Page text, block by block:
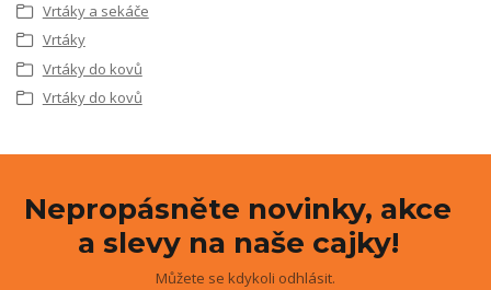
Vrtáky a sekáče
Vrtáky
Vrtáky do kovů
Vrtáky do kovů
Nepropásněte novinky, akce
a slevy na naše cajky!
Můžete se kdykoli odhlásit.